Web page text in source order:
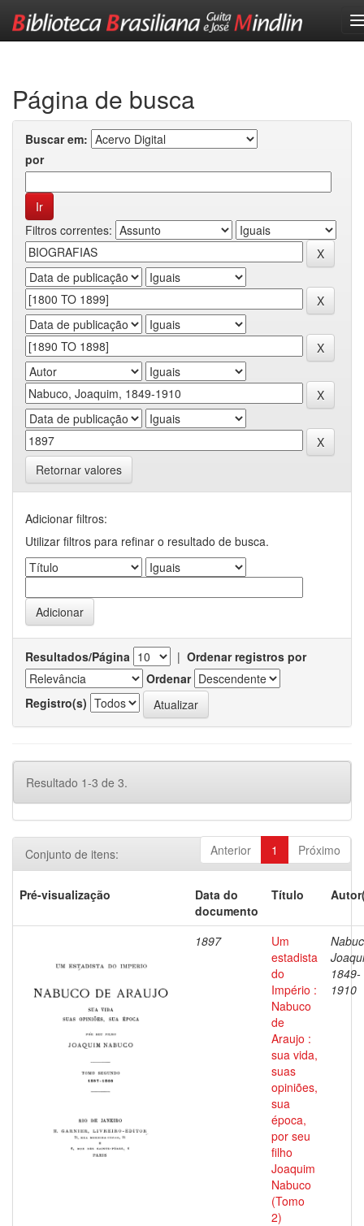
Página de busca
Buscar em:
por
Filtros correntes:
Retornar valores
Adicionar filtros:
Utilizar filtros para refinar o resultado de busca.
Resultados/Página | Ordenar registros por
Ordenar
Registro(s)
Resultado 1-3 de 3.
Anterior 1 Próximo
Conjunto de itens:
Pré-visualização
Data do
documento
Título
1897
Um
estadista
do
Império :
Nabuco
de
Araujo :
sua vida,
suas
opiniões,
sua
época,
por seu
filho
Joaquim
Nabuco
(Tomo
2)
1849-
1910